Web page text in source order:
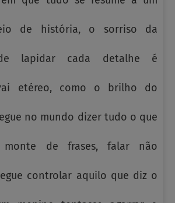
de história, o sorriso da
lapidar cada detalhe é
etéreo, como o brilho do
no mundo dizer tudo o que
monte de frases, falar não
controlar aquilo que diz o